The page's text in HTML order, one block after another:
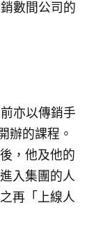
數間公司的
亦以傳銷手
辦的課程。
，他及他的
入集團的人
再「上線人